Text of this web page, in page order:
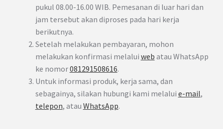
pukul 08.00-16.00 WIB. Pemesanan di luar hari dan
jam tersebut akan diproses pada hari kerja
berikutnya.
Setelah melakukan pembayaran, mohon
melakukan konfirmasi melalui web atau WhatsApp
ke nomor081291508616.
Untuk informasi produk, kerja sama, dan
sebagainya, silakan hubungi kami melalui e-mail,
telepon, atau WhatsApp.